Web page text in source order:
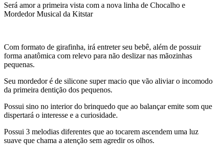
Será amor a primeira vista com a nova linha de Chocalho e
Mordedor Musical da Kitstar
Com formato de girafinha, irá entreter seu bebê, além de possuir
forma anatômica com relevo para não deslizar nas mãozinhas
pequenas.
Seu mordedor é de silicone super macio que vão aliviar o incomodo
da primeira dentição dos pequenos.
Possui sino no interior do brinquedo que ao balançar emite som que
dispertará o interesse e a curiosidade.
Possui 3 melodias diferentes que ao tocarem ascendem uma luz
suave que chama a atenção sem agredir os olhos.